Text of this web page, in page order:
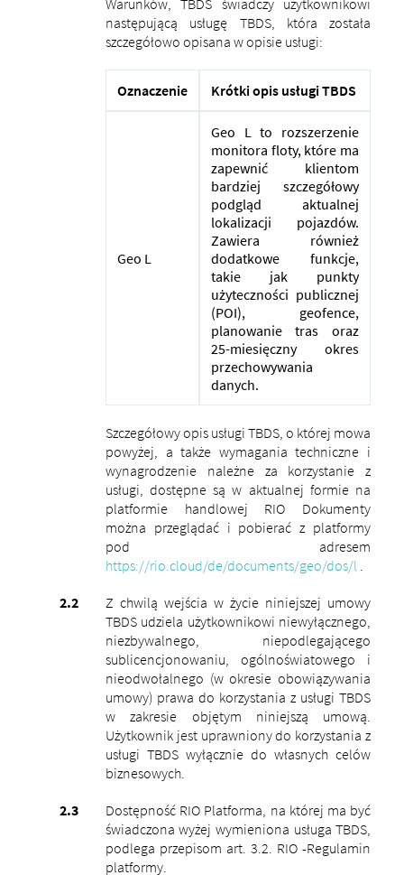
następującą usługę TBDS, która została
szczegółowo opisana w opisie usługi:
Oznaczenie Krótki opis usługi TBDS
Geo L
Geo L to rozszerzenie
monitora floty, które ma
zapewnić klientom
bardziej szczegółowy
podgląd aktualnej
lokalizacji pojazdów.
Zawiera również
dodatkowe funkcje,
takie jak punkty
użyteczności publicznej
(POI), geofence,
planowanie tras oraz
25-miesięczny okres
przechowywania
danych.
Szczegółowy opis usługi TBDS, o której mowa
powyżej, a także wymagania techniczne i
wynagrodzenie należne za korzystanie z
usługi, dostępne są w aktualnej formie na
platformie handlowej RIO Dokumenty
można przeglądać i pobierać z platformy
pod adresem
https://rio.cloud/de/documents/geo/dos/l
Z chwilą wejścia w życie niniejszej umowy
TBDS udziela użytkownikowi niewyłącznego,
niezbywalnego, niepodlegającego
sublicencjonowaniu, ogólnoświatowego i
nieodwołalnego (w okresie obowiązywania
umowy) prawa do korzystania z usługi TBDS
w zakresie objętym niniejszą umową.
Użytkownik jest uprawniony do korzystania z
usługi TBDS wyłącznie do własnych celów
biznesowych.
Dostępność RIO Platforma, na której ma być
świadczona wyżej wymieniona usługa TBDS,
podlega przepisom art. 3.2. RIO -Regulamin
platformy.